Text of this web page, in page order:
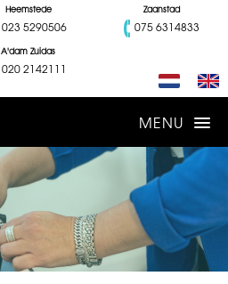
Heemstede
023 5290506
Zaanstad
075 6314833
A'dam Zuidas
020 2142111